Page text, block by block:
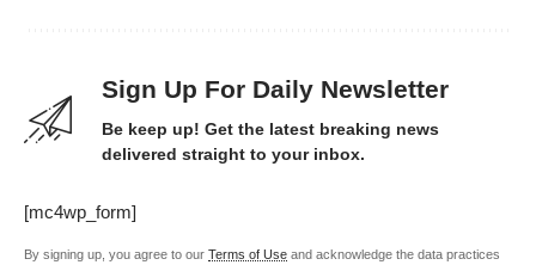
Sign Up For Daily Newsletter
Be keep up! Get the latest breaking news
delivered straight to your inbox.
[mc4wp_form]
By signing up, you agree to our Terms of Use and acknowledge the data practices